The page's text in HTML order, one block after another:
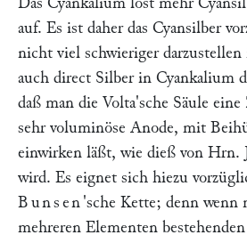
auf. Es ist daher das Cyansilber
nicht viel schwieriger darzustellen
auch direct Silber in Cyankalium
daß man die Volta'sche Säule
sehr voluminöse Anode, mit
einwirken läßt, wie dieß von Hrn.
wird. Es eignet sich hiezu
Bunsen 'sche Kette; denn wenn
mehreren Elementen